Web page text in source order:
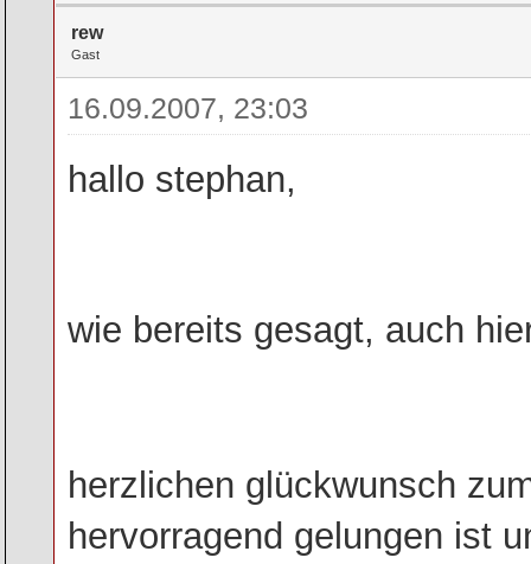
rew
Gast
16.09.2007, 23:03
hallo stephan,
wie bereits gesagt, auch
herzlichen glückwunsch
hervorragend gelungen ist